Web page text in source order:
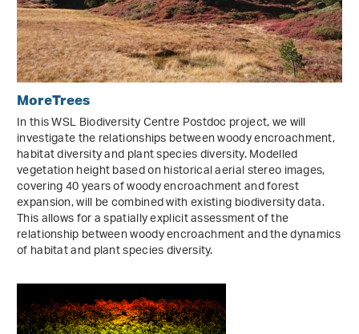
MoreTrees
In this WSL Biodiversity Centre Postdoc project, we will
investigate the relationships between woody encroachment,
habitat diversity and plant species diversity. Modelled
vegetation height based on historical aerial stereo images,
covering 40 years of woody encroachment and forest
expansion, will be combined with existing biodiversity data.
This allows for a spatially explicit assessment of the
relationship between woody encroachment and the dynamics
of habitat and plant species diversity.